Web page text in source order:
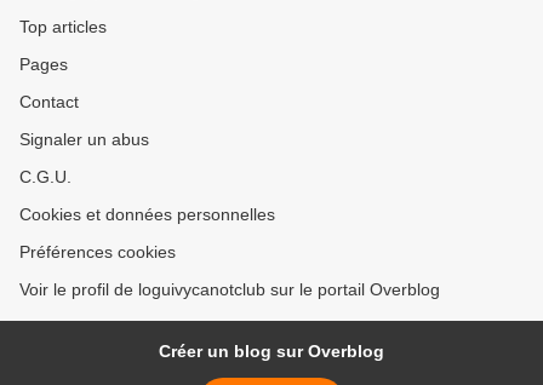
Top articles
Pages
Contact
Signaler un abus
C.G.U.
Cookies et données personnelles
Préférences cookies
Voir le profil de loguivycanotclub sur le portail Overblog
Créer un blog sur Overblog